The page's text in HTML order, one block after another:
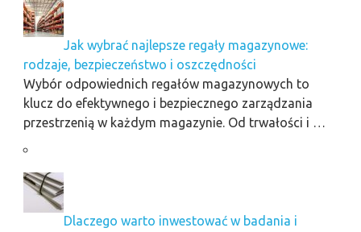
Jak wybrać najlepsze regały magazynowe:
rodzaje, bezpieczeństwo i oszczędności
Wybór odpowiednich regałów magazynowych to
klucz do efektywnego i bezpiecznego zarządzania
przestrzenią w każdym magazynie. Od trwałości i …
Dlaczego warto inwestować w badania i